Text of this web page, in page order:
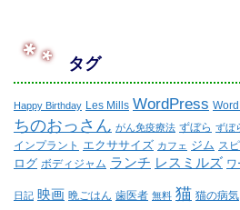
タグ
Happy Birthday Les Mills WordPress
ちのおっさん がん免疫療法 ずぼら ずぼ
インプラント エクササイズ カフェ ジム ス
ログ ボディジャム ランチ レスミルズ ワ
日記 映画 晩ごはん 歯医者 無料 猫 猫の病気